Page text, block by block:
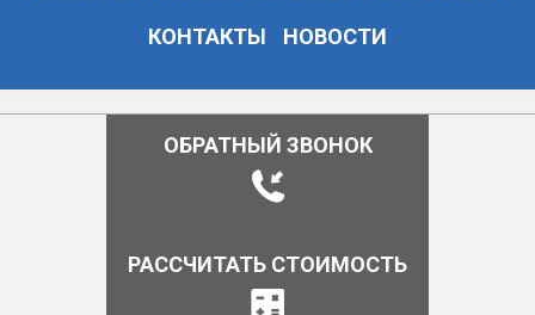
КОНТАКТЫ НОВОСТИ
ОБРАТНЫЙ ЗВОНОК
РАССЧИТАТЬ СТОИМОСТЬ